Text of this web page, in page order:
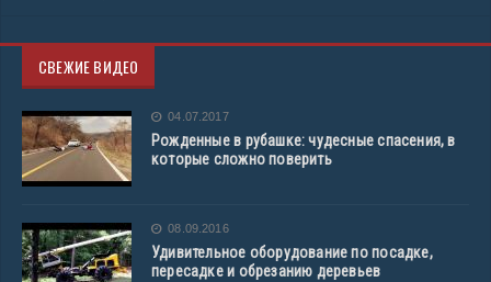
СВЕЖИЕ ВИДЕО
04.07.2017
Рожденные в рубашке: чудесные спасения, в
которые сложно поверить
08.09.2016
Удивительное оборудование по посадке,
пересадке и обрезанию деревьев